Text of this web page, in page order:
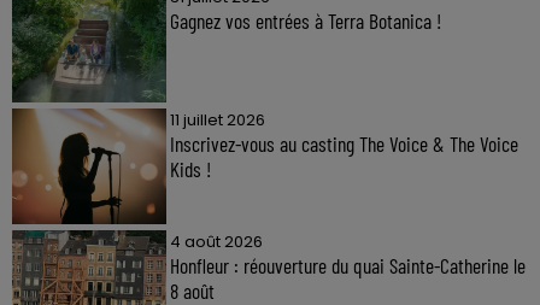
Gagnez vos entrées à Terra Botanica !
11 juillet 2026
Inscrivez-vous au casting The Voice & The Voice
Kids !
4 août 2026
Honfleur : réouverture du quai Sainte-Catherine le
8 août